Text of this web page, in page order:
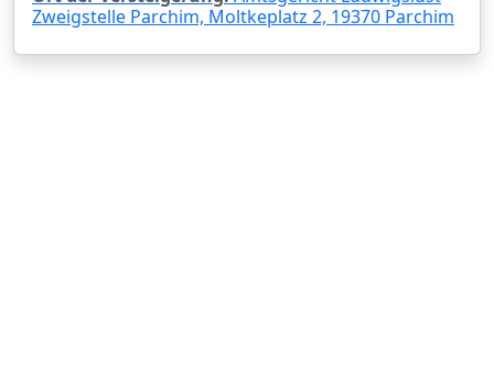
Zweigstelle Parchim, Moltkeplatz 2, 19370 Parchim